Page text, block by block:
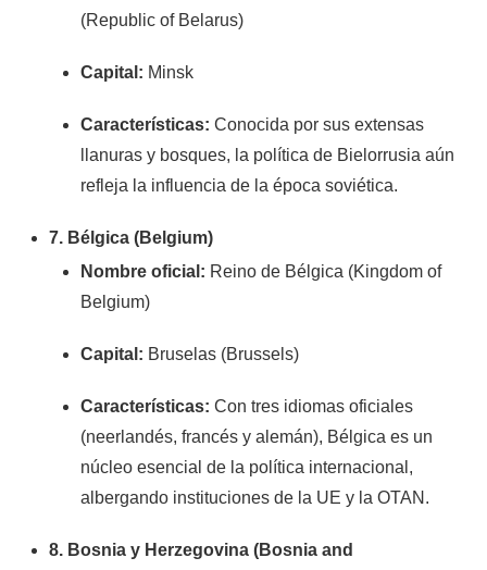
(Republic of Belarus)
Capital: Minsk
Características: Conocida por sus extensas
llanuras y bosques, la política de Bielorrusia aún
refleja la influencia de la época soviética.
7. Bélgica (Belgium)
Nombre oficial: Reino de Bélgica (Kingdom of
Belgium)
Capital: Bruselas (Brussels)
Características: Con tres idiomas oficiales
(neerlandés, francés y alemán), Bélgica es un
núcleo esencial de la política internacional,
albergando instituciones de la UE y la OTAN.
8. Bosnia y Herzegovina (Bosnia and